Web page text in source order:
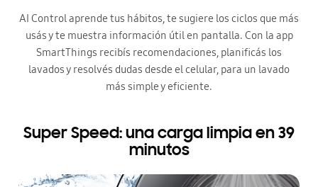
AI Control aprende tus hábitos, te sugiere los ciclos que más
usás y te muestra información útil en pantalla. Con la app
SmartThings recibís recomendaciones, planificás los
lavados y resolvés dudas desde el celular, para un lavado
más simple y eficiente.
Super Speed: una carga limpia en 39
minutos